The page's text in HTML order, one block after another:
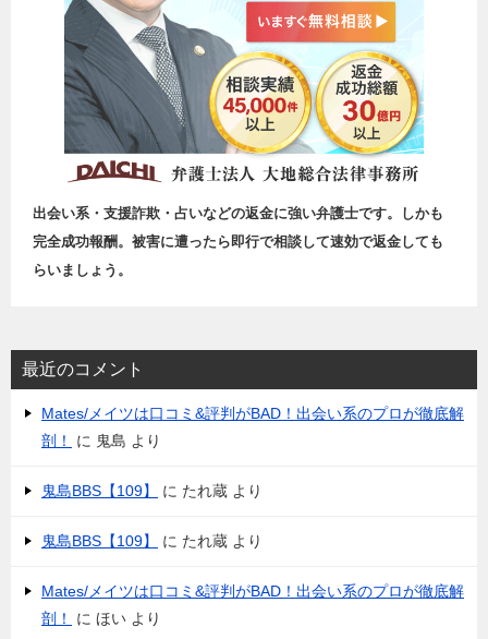
出会い系・支援詐欺・占いなどの返金に強い弁護士です。しかも
完全成功報酬。被害に遭ったら即行で相談して速効で返金しても
らいましょう。
最近のコメント
Mates/メイツは口コミ&評判がBAD！出会い系のプロが徹底解
剖！
に 鬼島 より
鬼島BBS【109】 に たれ蔵 より
鬼島BBS【109】 に たれ蔵 より
Mates/メイツは口コミ&評判がBAD！出会い系のプロが徹底解
剖！
に ほい より